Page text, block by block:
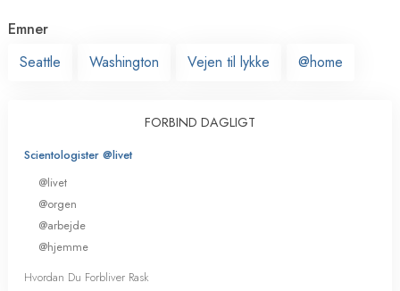
Emner
Seattle
Washington Vejen til lykke @home
FORBIND DAGLIGT
Scientologister @livet
@livet
@orgen
@arbejde
@hjemme
Hvordan Du Forbliver Rask